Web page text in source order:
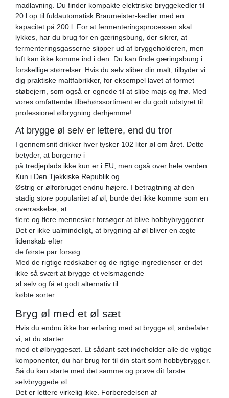
madlavning. Du finder kompakte elektriske bryggekedler til
20 l op til fuldautomatisk Braumeister-kedler med en
kapacitet på 200 l. For at fermenteringsprocessen skal
lykkes, har du brug for en gæringsbung, der sikrer, at
fermenteringsgasserne slipper ud af bryggeholderen, men
luft kan ikke komme ind i den. Du kan finde gæringsbung i
forskellige størrelser. Hvis du selv sliber din malt, tilbyder vi
dig praktiske maltfabrikker, for eksempel lavet af formet
støbejern, som også er egnede til at slibe majs og frø. Med
vores omfattende tilbehørssortiment er du godt udstyret til
professionel ølbrygning derhjemme!
At brygge øl selv er lettere, end du tror
I gennemsnit drikker hver tysker 102 liter øl om året. Dette
betyder, at borgerne i
på tredjeplads ikke kun er i EU, men også over hele verden.
Kun i Den Tjekkiske Republik og
Østrig er ølforbruget endnu højere. I betragtning af den
stadig store popularitet af øl, burde det ikke komme som en
overraskelse, at
flere og flere mennesker forsøger at blive hobbybryggerier.
Det er ikke ualmindeligt, at brygning af øl bliver en ægte
lidenskab efter
de første par forsøg.
Med de rigtige redskaber og de rigtige ingredienser er det
ikke så svært at brygge et velsmagende
øl selv og få et godt alternativ til
købte sorter.
Bryg øl med et øl sæt
Hvis du endnu ikke har erfaring med at brygge øl, anbefaler
vi, at du starter
med et ølbryggesæt. Et sådant sæt indeholder alle de vigtige
komponenter, du har brug for til din start som hobbybrygger.
Så du kan starte med det samme og prøve dit første
selvbryggede øl.
Det er lettere virkelig ikke. Forberedelsen af ​​